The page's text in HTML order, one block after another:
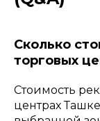
Сколько
торговых
Стоимость
центрах